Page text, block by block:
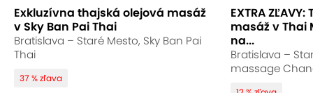
odplávať a načerpajte novú energiu.
Uložiť Sledovať Zdielať
Exkluzívna thajská olejová masáž
v Sky Ban Pai Thai
Bratislava – Staré Mesto, Sky Ban Pai
Thai
37 % zľava
EXTRA
masáž v Thai
na...
Bratislava –
massage